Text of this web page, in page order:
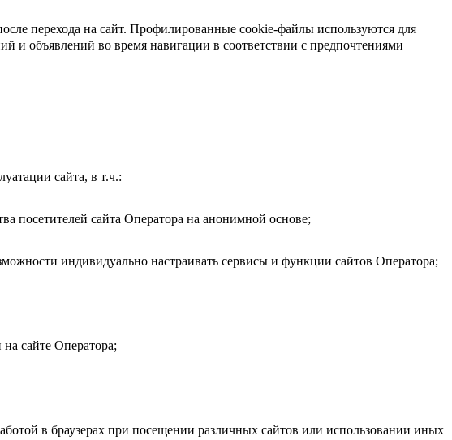
перехода на сайт. Профилированные cookie-файлы используются для
и объявлений во время навигации в соответствии с предпочтениями
сайта, в т.ч.:
посетителей сайта Оператора на анонимной основе;
индивидуально настраивать сервисы и функции сайтов Оператора;
на сайте Оператора;
в браузерах при посещении различных сайтов или использовании иных